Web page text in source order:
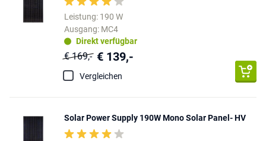
Leistung: 190 W
Ausgang: MC4
Direkt verfügbar
€ 169,- € 139,-
Vergleichen
Solar Power Supply 190W Mono Solar Panel- HV